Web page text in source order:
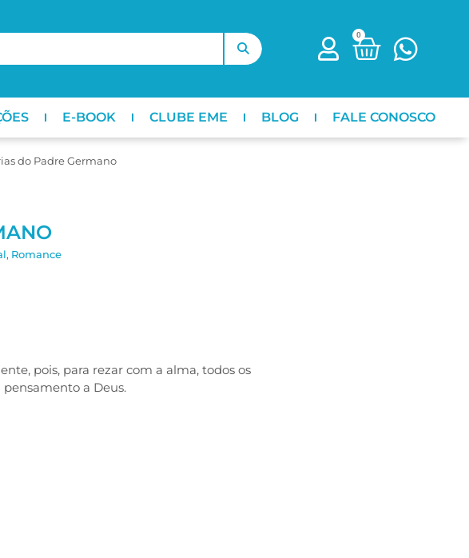
0
E-BOOK CLUBE EME BLOG FALE CONOSCO
do Padre Germano
, Romance
pois, para rezar com a alma, todos os
a Deus.